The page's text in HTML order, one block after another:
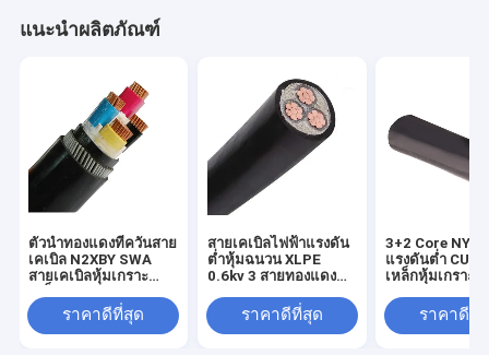
แนะนำผลิตภัณฑ์
ตัวนำทองแดงที่ควั่นสาย
เคเบิล N2XBY SWA
สายเคเบิลหุ้มเกราะ
ราคาดีที่สุด
สายเคเบิลไฟฟ้าแรงดัน
ต่ำหุ้มฉนวน XLPE
0.6kv 3 สายทองแดง
ราคาดีที่สุด
3+2 Core
แรงดันต่ำ CU ตั
เหล็กหุ้มเกราะ
ราคาดีที่